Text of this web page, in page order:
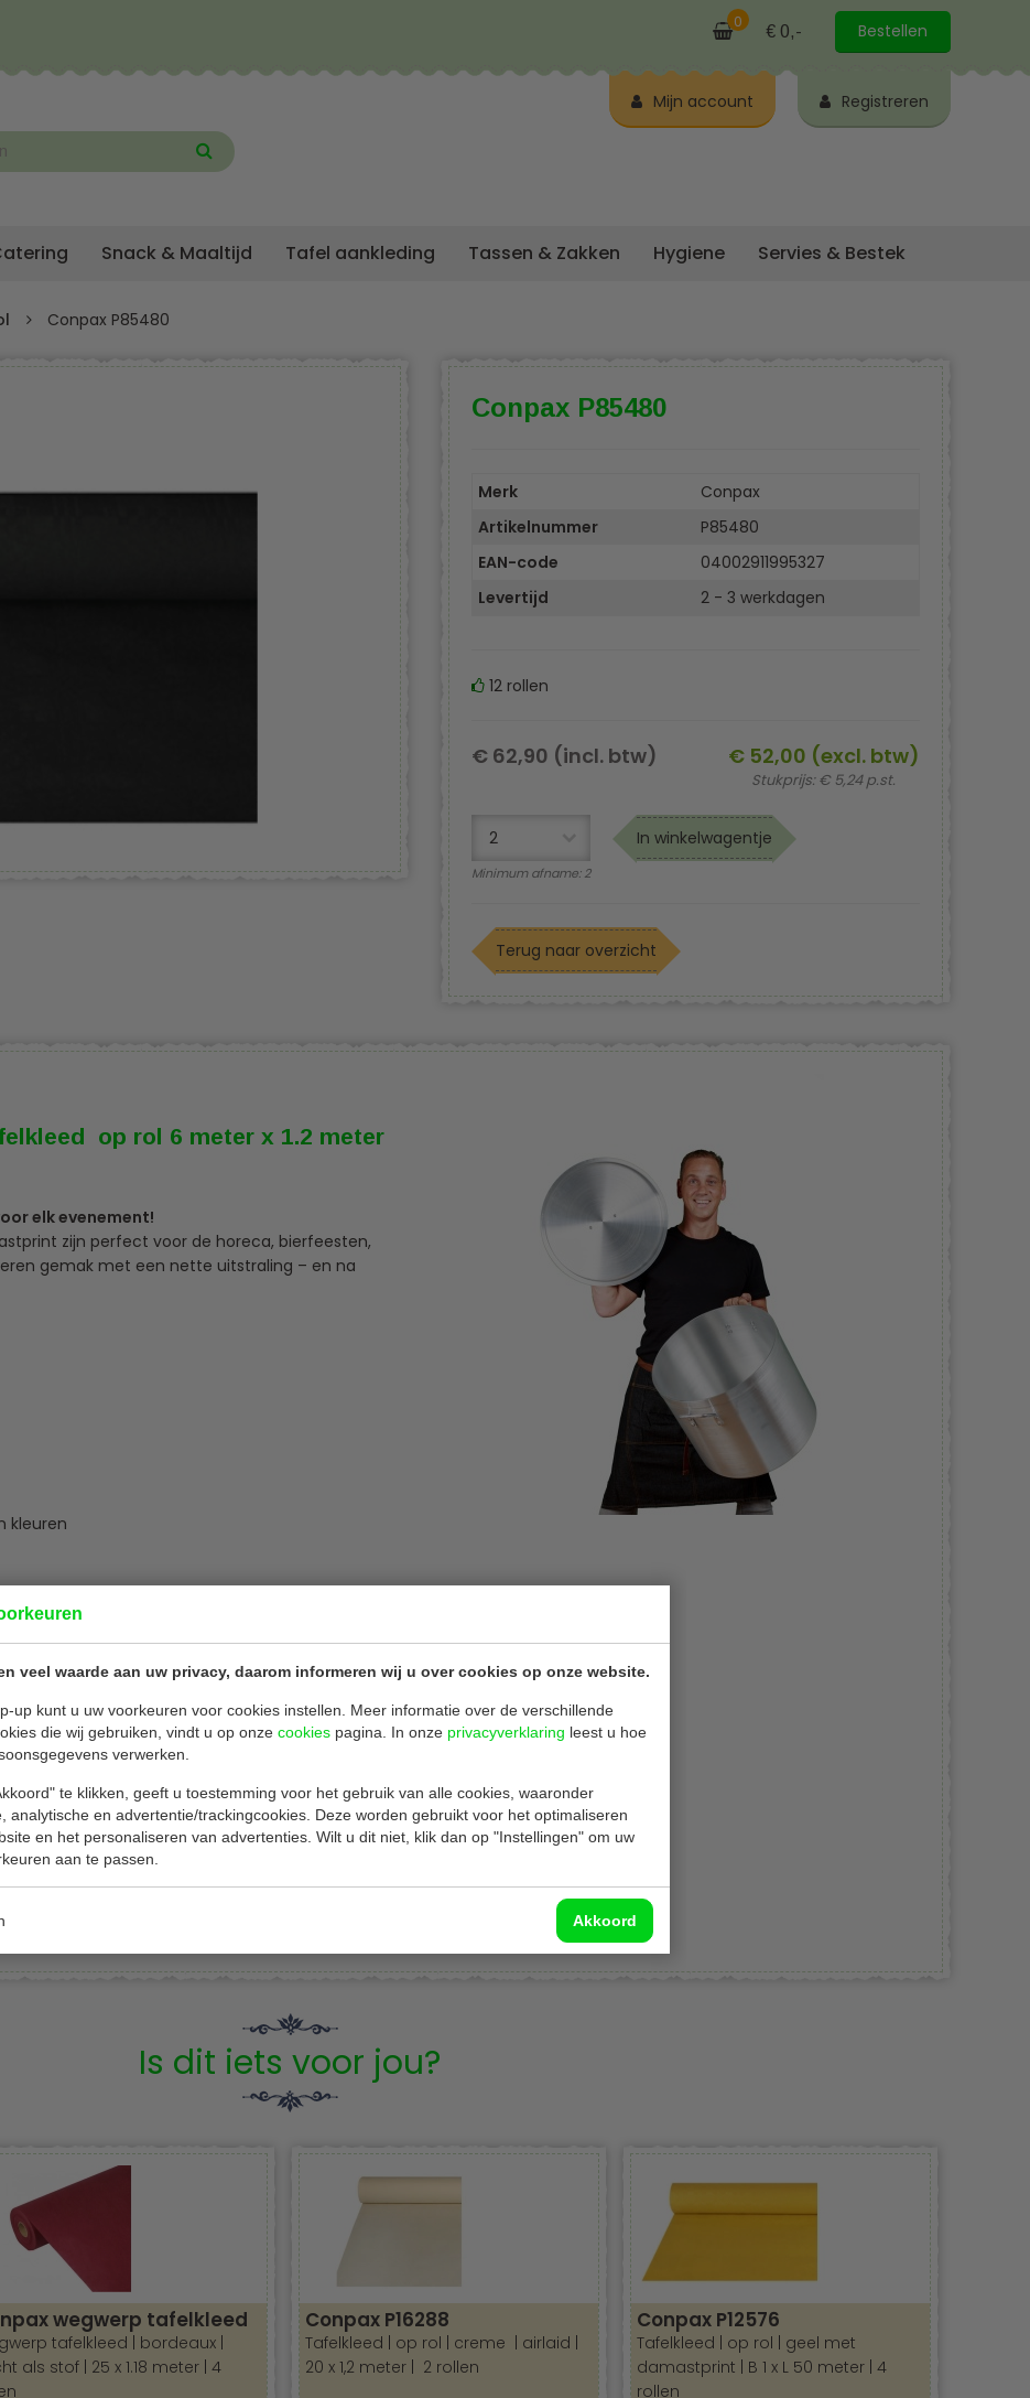
veel waarde aan uw privacy, daarom informeren wij u over cookies op onze website.
up kunt u uw voorkeuren voor cookies instellen. Meer informatie over de verschillende
die wij gebruiken, vindt u op onze cookies pagina. In onze privacyverklaring leest u hoe
verwerken.
te klikken, geeft u toestemming voor het gebruik van alle cookies, waaronder
analytische en advertentie/trackingcookies. Deze worden gebruikt voor het optimaliseren
en het personaliseren van advertenties. Wilt u dit niet, klik dan op "Instellingen" om uw
aan te passen.
Akkoord
0 € 0,- Bestellen
Mijn account Registreren
Snack & Maaltijd Tafel aankleding Tassen & Zakken Hygiene Servies & Bestek
Conpax P85480
Conpax P85480
Merk
Conpax
Artikelnummer
P85480
EAN-code
04002911995327
Levertijd
2 - 3 werkdagen
12 rollen
€ 52,00 (excl. btw)
Stukprijs: € 5,24 p.st.
€ 62,90 (incl. btw)
Minimum afname: 2
In winkelwagentje
Terug naar overzicht
op rol 6 meter x 1.2 meter
elk evenement!
zijn perfect voor de horeca, bierfeesten,
gemak met een nette uitstraling – en na
kleuren
past!
P85475
6 x 1.2 meter
Papier
Turkoois
42 g/m²
Is dit iets voor jou?
Zacht als stof
wegwerp tafelkleed
tafelkleed | bordeaux |
als stof | 25 x 1.18 meter | 4
Conpax P16288
Tafelkleed | op rol | creme | airlaid |
20 x 1,2 meter | 2 rollen
Conpax P12576
Tafelkleed | op rol | geel met
damastprint | B 1 x L 50 meter | 4
rollen